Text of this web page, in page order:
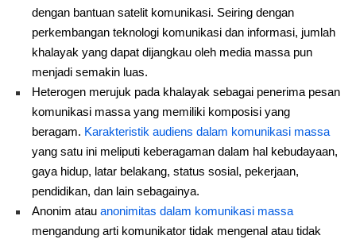
dengan bantuan satelit komunikasi. Seiring dengan
perkembangan teknologi komunikasi dan informasi, jumlah
khalayak yang dapat dijangkau oleh media massa pun
menjadi semakin luas.
Heterogen merujuk pada khalayak sebagai penerima pesan
komunikasi massa yang memiliki komposisi yang
beragam. Karakteristik audiens dalam komunikasi massa
yang satu ini meliputi keberagaman dalam hal kebudayaan,
gaya hidup, latar belakang, status sosial, pekerjaan,
pendidikan, dan lain sebagainya.
Anonim atau anonimitas dalam komunikasi massa
mengandung arti komunikator tidak mengenal atau tidak